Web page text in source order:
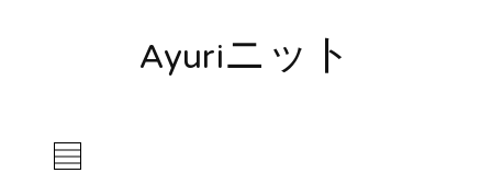
Ayuriニット